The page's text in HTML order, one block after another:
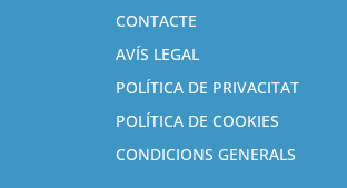
CONTACTE
AVÍS LEGAL
POLÍTICA DE PRIVACITAT
POLÍTICA DE COOKIES
CONDICIONS GENERALS